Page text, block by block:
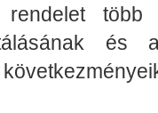
rendelet
és